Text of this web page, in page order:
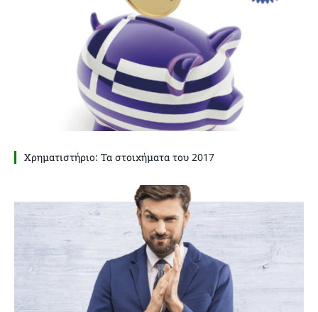
Χρηματιστήριο: Τα στοιχήματα του 2017